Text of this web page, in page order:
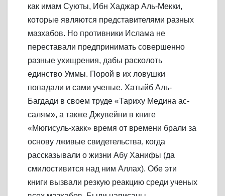
как имам Суюты, Ибн Хаджар Аль-Мекки,
которые являются представителями разных
мазхабов. Но противники Ислама не
переставали предпринимать совершенно
разные ухищрения, дабы расколоть
единство Уммы. Порой в их ловушки
попадали и сами ученые. Хатыйб Аль-
Багдади в своем труде «Тариху Медина ас-
салям», а также Джувейни в книге
«Мюгисуль-хакк» время от времени брали за
основу лживые свидетельства, когда
рассказывали о жизни Абу Ханифы (да
смилостивится над ним Аллах). Обе эти
книги вызвали резкую реакцию среди ученых